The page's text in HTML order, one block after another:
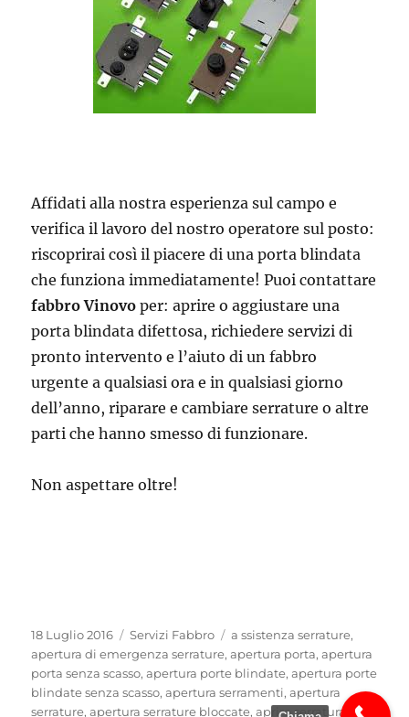
Affidati alla nostra esperienza sul campo e
verifica il lavoro del nostro operatore sul posto:
riscoprirai così il piacere di una porta blindata
che funziona immediatamente! Puoi contattare
fabbro Vinovo per: aprire o aggiustare una
porta blindata difettosa, richiedere servizi di
pronto intervento e l’aiuto di un fabbro
urgente a qualsiasi ora e in qualsiasi giorno
dell’anno, riparare e cambiare serrature o altre
parti che hanno smesso di funzionare.
Non aspettare oltre!
Pubblicato
il
18 Luglio 2016 Categorie
Servizi Fabbro Tag
a ssistenza serrature,
apertura di emergenza serrature,apertura porta,apertura
porta senza scasso,apertura porte blindate,apertura porte
blindate senza scasso,apertura serramenti,apertura
serrature,apertura serrature bloccate,aprire serratura